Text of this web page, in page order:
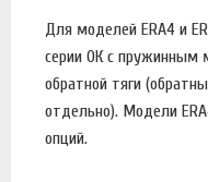
Для моделей ERA4 и
серии ОК с пружинным
обратной тяги
отдельно). Модели
опций.